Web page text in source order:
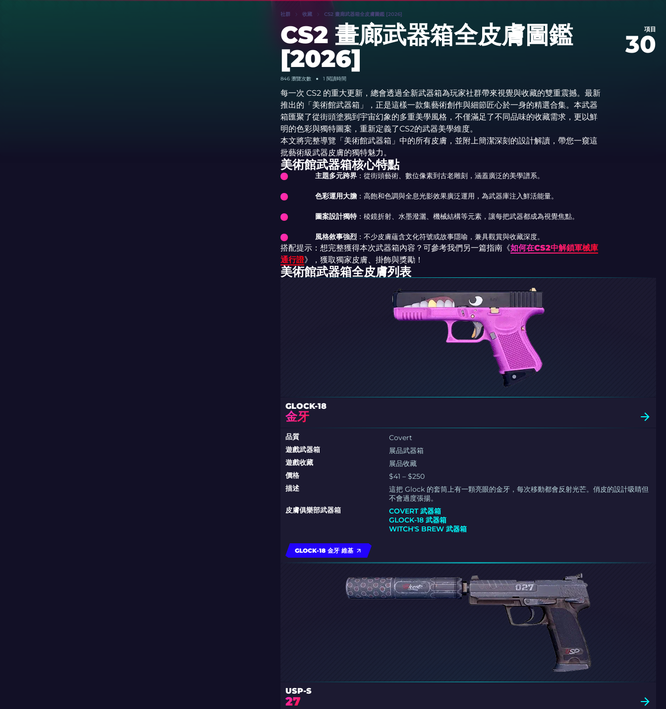
社群 收藏 CS2 畫廊武器箱全皮膚圖鑑 [2026]
CS2 畫廊武器箱全皮膚圖鑑
[2026]
項目
30
846 瀏覽次數 1 閱讀時間
每一次 CS2 的重大更新，總會透過全新武器箱為玩家社群帶來視覺與收藏的雙重震撼。最新
推出的「美術館武器箱」，正是這樣一款集藝術創作與細節匠心於一身的精選合集。本武器
箱匯聚了從街頭塗鴉到宇宙幻象的多重美學風格，不僅滿足了不同品味的收藏需求，更以鮮
明的色彩與獨特圖案，重新定義了CS2的武器美學維度。
本文將完整導覽「美術館武器箱」中的所有皮膚，並附上簡潔深刻的設計解讀，帶您一窺這
批藝術級武器皮膚的獨特魅力。
美術館武器箱核心特點
主題多元跨界：從街頭藝術、數位像素到古老雕刻，涵蓋廣泛的美學譜系。
色彩運用大膽：高飽和色調與全息光影效果廣泛運用，為武器庫注入鮮活能量。
圖案設計獨特：稜鏡折射、水墨潑灑、機械結構等元素，讓每把武器都成為視覺焦點。
風格敘事強烈：不少皮膚蘊含文化符號或故事隱喻，兼具觀賞與收藏深度。
搭配提示：想完整獲得本次武器箱內容？可參考我們另一篇指南《如何在CS2中解鎖軍械庫
通行證》，獲取獨家皮膚、掛飾與獎勵！
美術館武器箱全皮膚列表
GLOCK-18
金牙
品質
Covert
遊戲武器箱
展品武器箱
遊戲收藏
展品收藏
價格
$41 – $250
描述
這把 Glock 的套筒上有一顆亮眼的金牙，每次移動都會反射光芒。俏皮的設計吸睛但
不會過度張揚。
皮膚俱樂部武器箱
COVERT 武器箱
GLOCK-18 武器箱
WITCH'S BREW 武器箱
GLOCK-18 金牙 維基
USP-S
27